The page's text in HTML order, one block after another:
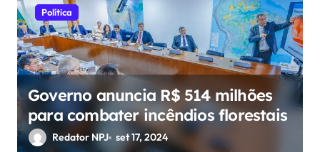
o
s
t
Política
Governo anuncia R$ 514 milhões
para combater incêndios florestais
Redator NPJ set 17, 2024